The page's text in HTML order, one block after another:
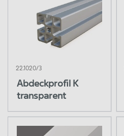
22.1020/3
Abdeckprofil K
transparent